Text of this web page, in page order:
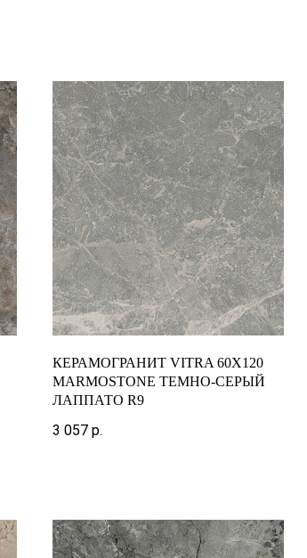
КЕРАМОГРАНИТ VITRA 60X120
MARMOSTONE ТЕМНО-СЕРЫЙ
ЛАППАТО R9
3 057 р.